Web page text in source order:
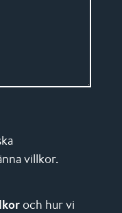
villkor.
och hur vi